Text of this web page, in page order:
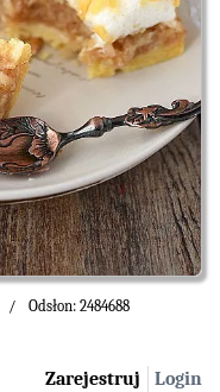
Odsłon: 2484688
Login
Zarejestruj